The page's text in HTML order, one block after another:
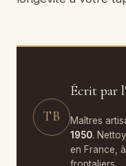
TB
Écrit par
Maîtres
1950.
en France,